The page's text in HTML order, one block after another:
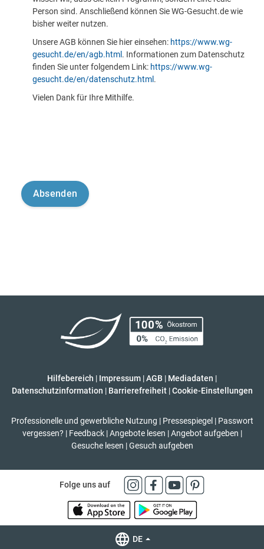
Person sind. Anschließend können Sie WG-Gesucht.de wie
bisher weiter nutzen.
Unsere AGB können Sie hier einsehen: https://www.wg-
gesucht.de/en/agb.html . Informationen zum Datenschutz
finden Sie unter folgendem Link: https://www.wg-
gesucht.de/en/datenschutz.html .
Vielen Dank für Ihre Mithilfe.
Hilfebereich | Impressum |AGB | Mediadaten |
Datenschutzinformation | Barrierefreiheit | Cookie-Einstellungen
Professionelle und gewerbliche Nutzung | Pressespiegel | Passwort
vergessen? | Feedback | Angebote lesen | Angebot aufgeben |
Gesuche lesen | Gesuch aufgeben
Folge uns auf
DE